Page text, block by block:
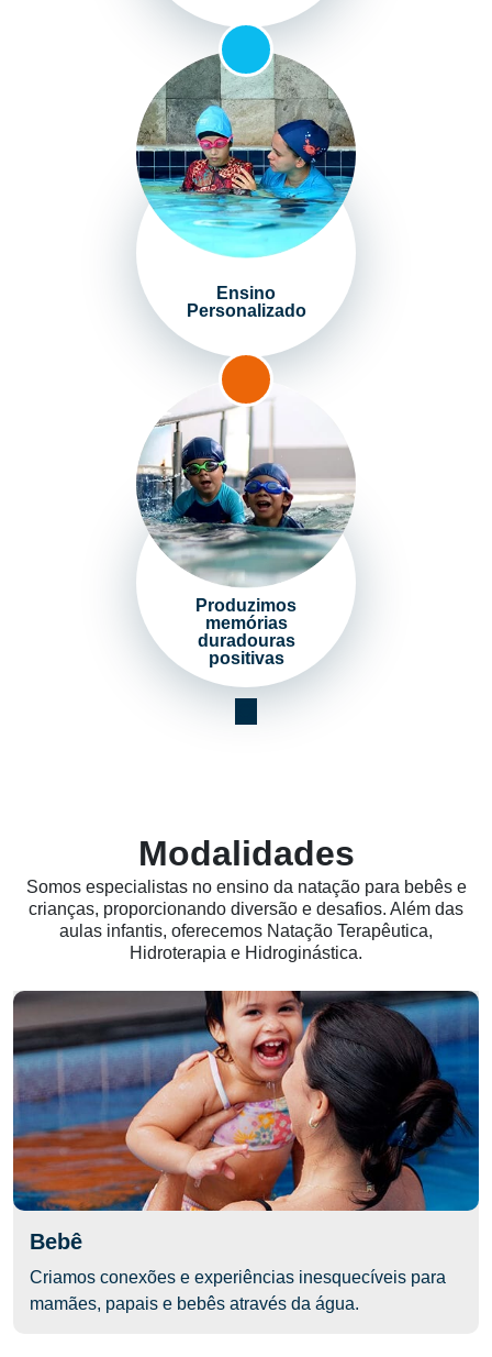
Ensino
Personalizado
Produzimos
memórias
duradouras
positivas
Modalidades
Somos especialistas no ensino da natação para bebês e
crianças, proporcionando diversão e desafios. Além das
aulas infantis, oferecemos Natação Terapêutica,
Hidroterapia e Hidroginástica.
Bebê
Criamos conexões e experiências inesquecíveis para
mamães, papais e bebês através da água.